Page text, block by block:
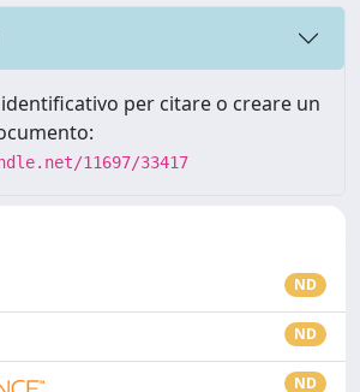
per citare o creare un
11697/33417
ND
ND
ND